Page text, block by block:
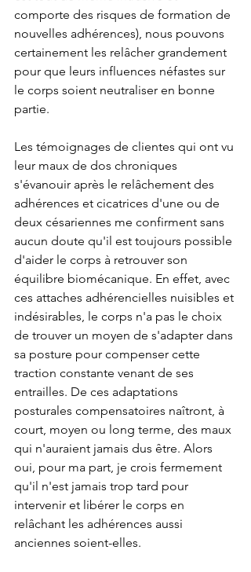
comporte des risques de formation de
nouvelles adhérences), nous pouvons
certainement les relâcher grandement
pour que leurs influences néfastes sur
le corps soient neutraliser en bonne
partie.
Les témoignages de clientes qui ont vu
leur maux de dos chroniques
s'évanouir après le relâchement des
adhérences et cicatrices d'une ou de
deux césariennes me confirment sans
aucun doute qu'il est toujours possible
d'aider le corps à retrouver son
équilibre biomécanique. En effet, avec
ces attaches adhérencielles nuisibles et
indésirables, le corps n'a pas le choix
de trouver un moyen de s'adapter dans
sa posture pour compenser cette
traction constante venant de ses
entrailles. De ces adaptations
posturales compensatoires naîtront, à
court, moyen ou long terme, des maux
qui n'auraient jamais dus être. Alors
oui, pour ma part, je crois fermement
qu'il n'est jamais trop tard pour
intervenir et libérer le corps en
relâchant les adhérences aussi
anciennes soient-elles.